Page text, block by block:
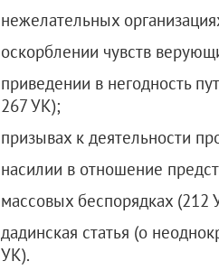
нежелательных
оскорблении чувств
приведении в негодность
267 УК);
призывах к деятельности
насилии в отношение
массовых беспорядках (212
дадинская статья (о
УК).